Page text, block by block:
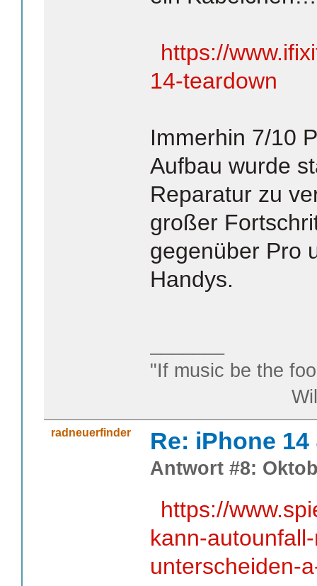
https://
14-teardown
Immerhin 7/10
Aufbau wurde
Reparatur zu
großer
gegenüber Pro
Handys.
"If music be the
William
radneuerfinder Re: iPhone
Antwort #8:
https://
kann-
unterscheiden-